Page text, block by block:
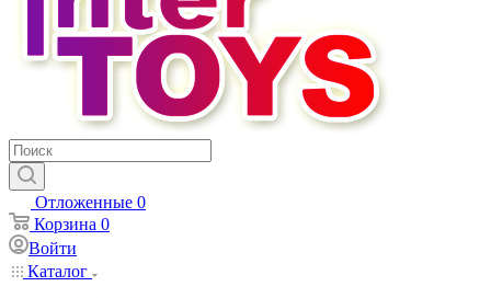
Отложенные 0
Корзина 0
Войти
Каталог